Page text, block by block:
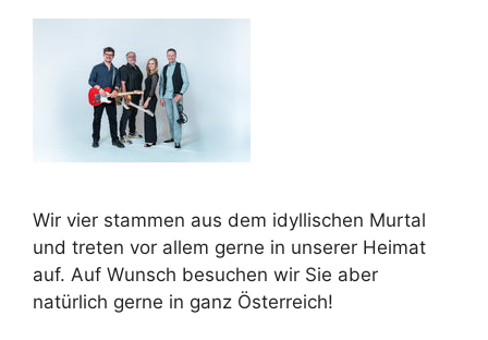
Wir vier stammen aus dem idyllischen Murtal
und treten vor allem gerne in unserer Heimat
auf. Auf Wunsch besuchen wir Sie aber
natürlich gerne in ganz Österreich!